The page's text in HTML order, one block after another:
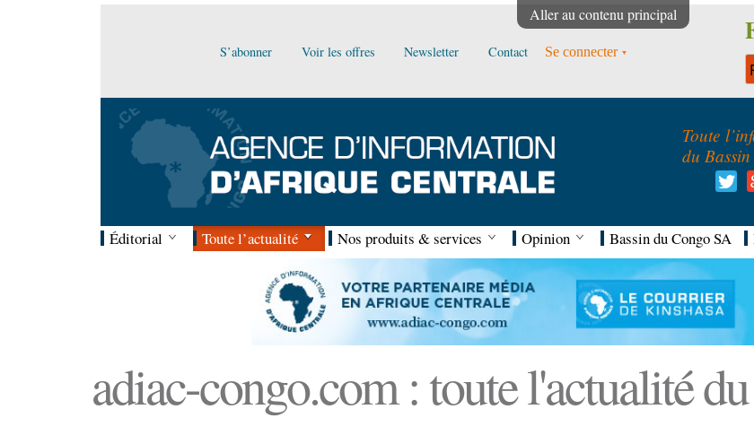
Aller au contenu principal
S’abonner Voir les offres Newsletter Contact Se connecter
Toute
du
Éditorial Toute l’actualité Nos produits & services Opinion Bassin du Congo SA
adiac-congo.com : toute l'actualité